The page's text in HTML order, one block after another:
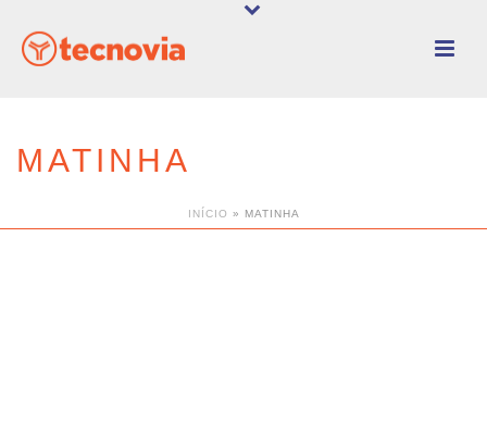
MATINHA
INÍCIO » MATINHA